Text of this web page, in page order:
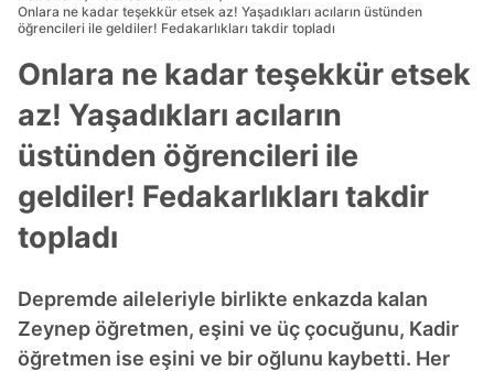
Onlara ne kadar teşekkür etsek az! Yaşadıkları acıların üstünden
öğrencileri ile geldiler! Fedakarlıkları takdir topladı
Onlara ne kadar teşekkür etsek
az! Yaşadıkları acıların
üstünden öğrencileri ile
geldiler! Fedakarlıkları takdir
topladı
Depremde aileleriyle birlikte enkazda kalan
Zeynep öğretmen, eşini ve üç çocuğunu, Kadir
öğretmen ise eşini ve bir oğlunu kaybetti. Her